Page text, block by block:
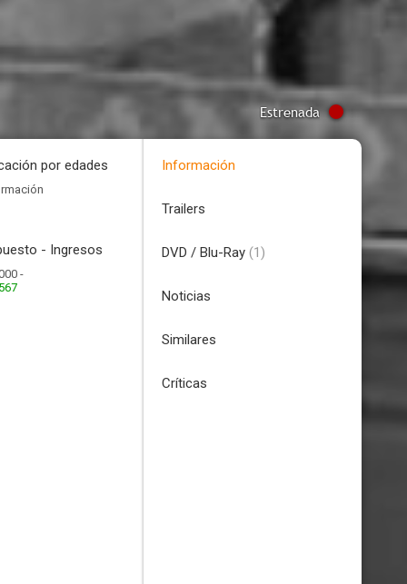
Estrenada
por edades
- Ingresos
-
Información
Trailers
DVD / Blu-Ray (1)
Noticias
Similares
Críticas